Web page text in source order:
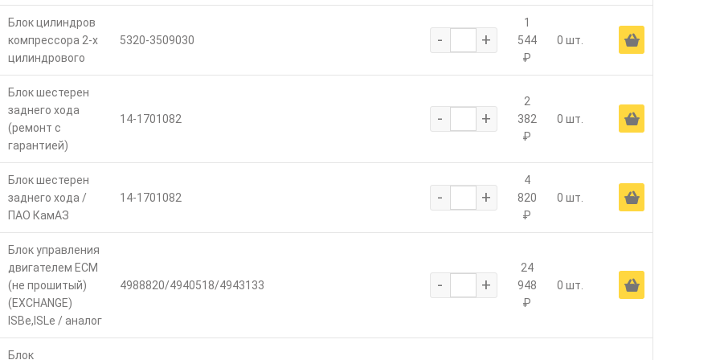
Блок цилиндров
компрессора 2-х
цилиндрового
5320-3509030 - +
1
544
₽
0 шт. Ä
Блок шестерен
заднего хода
(ремонт с
гарантией)
14-1701082 - +
2
382
₽
0 шт. Ä
Блок шестерен
заднего хода /
ПАО КамАЗ
14-1701082 - +
4
820
₽
0 шт. Ä
Блок управления
двигателем ECM
(не прошитый)
(EXCHANGE)
ISBe,ISLe / аналог
4988820/4940518/4943133 - +
24
948
₽
0 шт. Ä
Блок